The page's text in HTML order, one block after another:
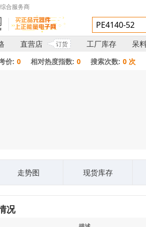
合服务商
直营店 订货 工厂库存 呆
价: 0 相对热度指数: 0 搜索次数: 0 次
走势图 现货库存
况